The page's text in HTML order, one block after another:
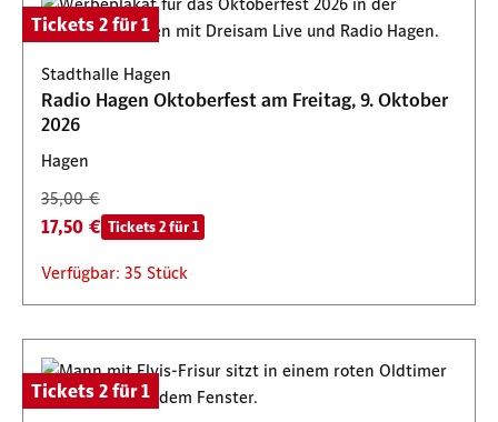
Tickets 2 für 1
Stadthalle Hagen
Radio Hagen Oktoberfest am Freitag, 9. Oktober
2026
Hagen
35,00 €
17,50 € Tickets 2 für 1
Verfügbar: 35 Stück
Tickets 2 für 1